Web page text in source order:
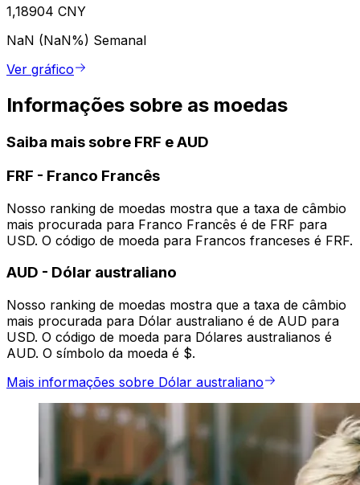
1,18904 CNY
NaN (NaN%) Semanal
Ver gráfico
Informações sobre as moedas
Saiba mais sobre FRF e AUD
FRF - Franco Francês
Nosso ranking de moedas mostra que a taxa de câmbio
mais procurada para Franco Francês é de FRF para
USD. O código de moeda para Francos franceses é FRF.
AUD - Dólar australiano
Nosso ranking de moedas mostra que a taxa de câmbio
mais procurada para Dólar australiano é de AUD para
USD. O código de moeda para Dólares australianos é
AUD. O símbolo da moeda é $.
Mais informações sobre Dólar australiano